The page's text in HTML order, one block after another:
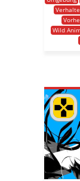
Wild